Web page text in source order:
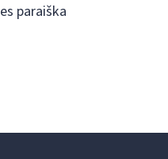
paraiška